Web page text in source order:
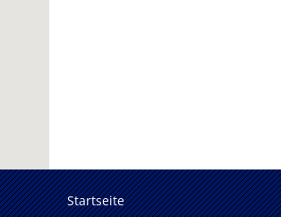
Startseite